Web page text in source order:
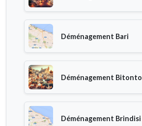
Déménagement Bari
Déménagement Bitonto
Déménagement Brindisi